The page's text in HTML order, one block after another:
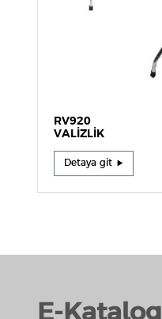
RV920
VALIZLIK
Detaya git
E-Katalog